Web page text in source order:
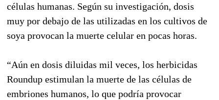
células humanas. Según su investigación, dosis
muy por debajo de las utilizadas en los cultivos de
soya provocan la muerte celular en pocas horas.
“Aún en dosis diluidas mil veces, los herbicidas
Roundup estimulan la muerte de las células de
embriones humanos, lo que podría provocar